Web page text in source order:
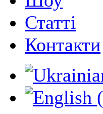
Статті
Контакти